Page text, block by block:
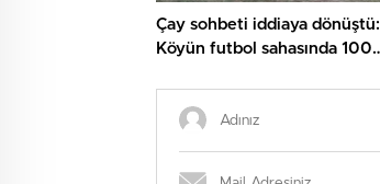
Çay sohbeti iddiaya dönüştü:
Köyün futbol sahasında 100